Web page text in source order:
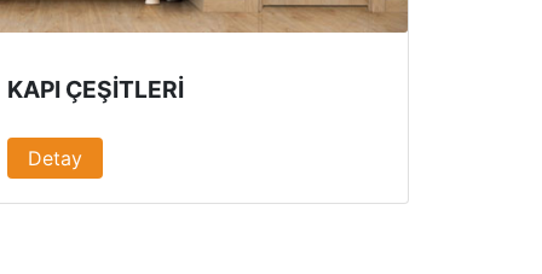
KAPI ÇEŞITLERI
Detay